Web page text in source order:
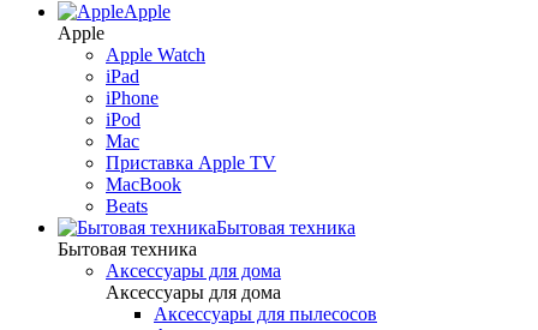
Apple
Apple
Apple Watch
iPad
iPhone
iPod
Mac
Приставка Apple TV
MacBook
Beats
Бытовая техника
Бытовая техника
Аксессуары для дома
Аксессуары для дома
Аксессуары для пылесосов